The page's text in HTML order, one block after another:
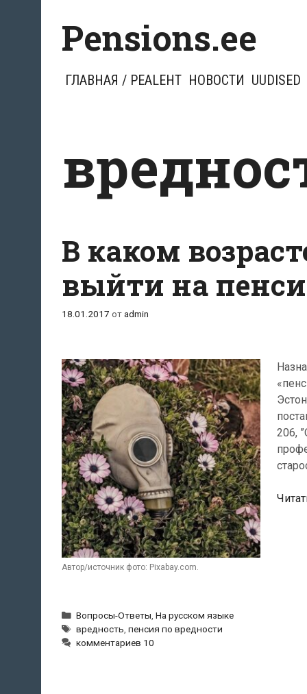
содержимому
Pensions.ee
ГЛАВНАЯ / PEALEHT НОВОСТИ UUDISED
В каком
выйти на
18.01.2017 отadmin
Автор/источник фото: Pixabay.com.
206,
Рубрики
Вопросы-Ответы ,На русском языке
Метки
вредность ,пенсия по вредности
комментариев 10